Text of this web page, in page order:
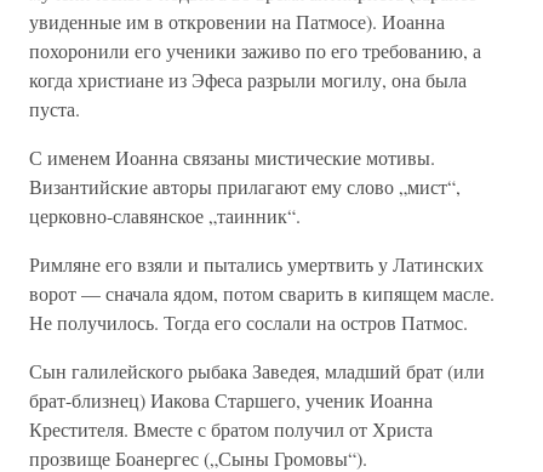
увиденные им в откровении на Патмосе). Иоанна
похоронили его ученики заживо по его требованию, а
когда христиане из Эфеса разрыли могилу, она была
пуста.
С именем Иоанна связаны мистические мотивы.
Византийские авторы прилагают ему слово „мист“,
церковно-славянское „таинник“.
Римляне его взяли и пытались умертвить у Латинских
ворот — сначала ядом, потом сварить в кипящем масле.
Не получилось. Тогда его сослали на остров Патмос.
Сын галилейского рыбака Заведея, младший брат (или
брат-близнец) Иакова Старшего, ученик Иоанна
Крестителя. Вместе с братом получил от Христа
прозвище Боанергес („Сыны Громовы“).